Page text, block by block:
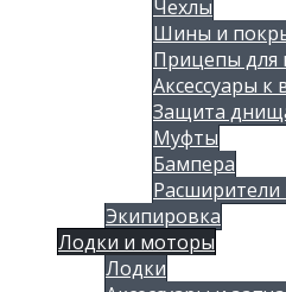
Чехлы
Шины и
Прицепы для
Аксессуары к
Защита
Муфты
Бампера
Расширители
Экипировка
Лодки и моторы
Лодки